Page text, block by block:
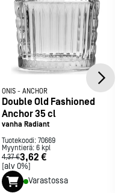
ONIS - ANCHOR
Double Old Fashioned
Anchor 35 cl
vanha Radiant
Tuotekoodi: 70669
Myyntierä: 6 kpl
4,37 €3,62 €
[alv 0%]
Varastossa